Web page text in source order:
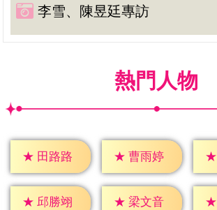
李雪、陳昱廷專訪
熱門人物
★ 田路路 ★ 曹雨婷 ★
★ 邱勝翊 ★ 梁文音 ★